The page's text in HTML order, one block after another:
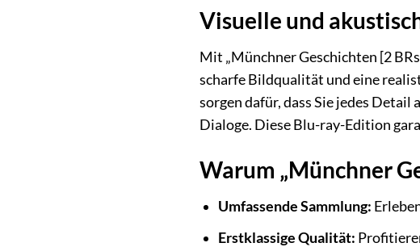
Visuelle und
Mit „Münchner Geschichten [2
scharfe Bildqualität und eine
sorgen dafür, dass Sie jedes
Dialoge. Diese Blu-ray-Edition
Warum „Münchner
Umfassende Sammlung:
Erstklassige Qualität: